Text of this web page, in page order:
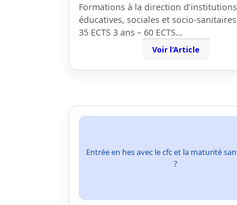
Formations à la direction d’institutions
éducatives, sociales et socio-
35 ECTS 3 ans – 60 ECTS…
Voir l'Article
Entrée en hes avec le cfc et la maturité
?